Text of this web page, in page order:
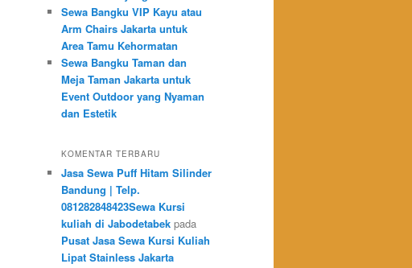
Sewa Bangku VIP Kayu atau
Arm Chairs Jakarta untuk
Area Tamu Kehormatan
Sewa Bangku Taman dan
Meja Taman Jakarta untuk
Event Outdoor yang Nyaman
dan Estetik
KOMENTAR TERBARU
Jasa Sewa Puff Hitam Silinder
Bandung | Telp.
081282848423Sewa Kursi
kuliah di Jabodetabek pada
Pusat Jasa Sewa Kursi Kuliah
Lipat Stainless Jakarta